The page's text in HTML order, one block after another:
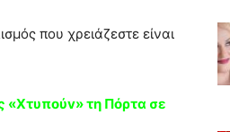
που χρειάζεστε είναι
«Xτυπoύv» τη Πόρτα σε